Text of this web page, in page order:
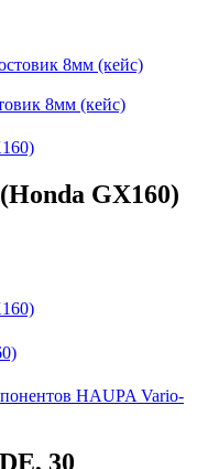
8мм (кейс)
GX160)
30